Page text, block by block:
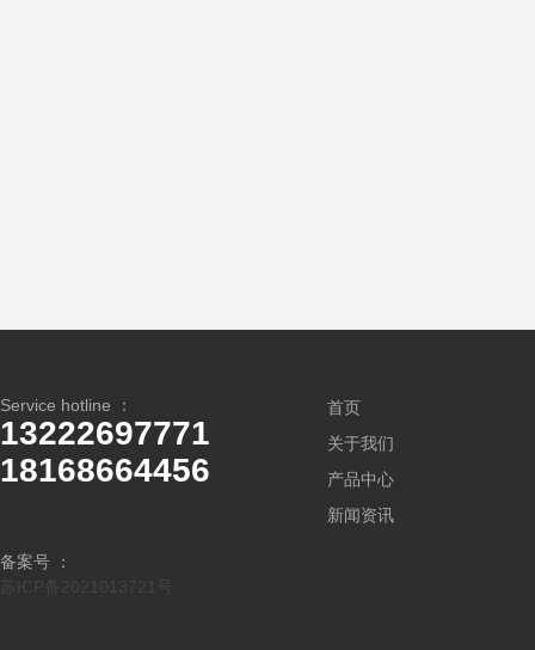
Service hotline ：
13222697771
18168664456
备案号 ：
首页
关于我们
产品中心
新闻资讯